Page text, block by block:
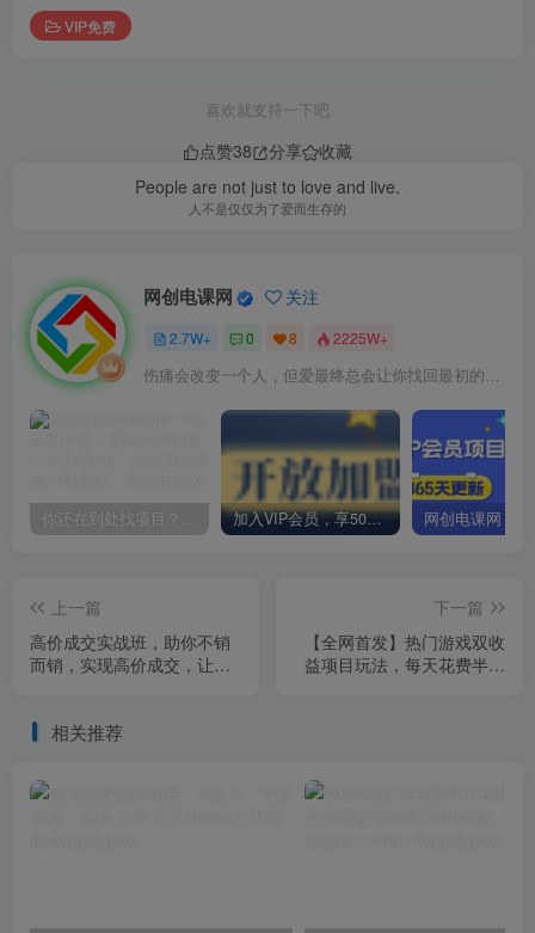
VIP免费
喜欢就支持一下吧
点赞38 分享
收藏
People are not just to love and live.
人不是仅仅为了爱而生存的
网创电课网 关注
2.7W+ 0 8 2225W+
伤痛会改变一个人，但爱最终总会让你找回最初的自己
你还在到处找项目？还在当韭菜？我却靠卖项目一个月赚5万，曾经我也和你一样懵懂。 加入VIP会员，享50%的推广提成，免费学习多种网上创业课程，菜鸟秒变大神！
上一篇
高价成交实战班，助你不销
而销，实现高价成交，让客
下一篇
【全网首发】热门游戏双收
益项目玩法，每天花费半小
相关推荐